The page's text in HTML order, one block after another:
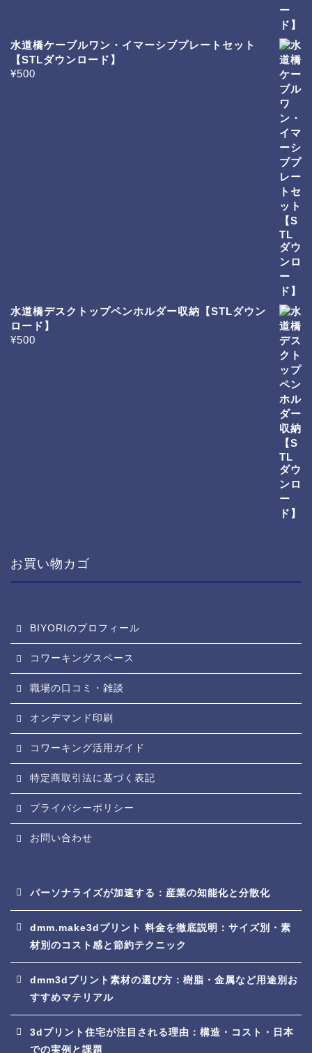
水道橋ケーブルワン・イマーシブプレートセット
【STLダウンロード】
¥500
水道橋デスクトップペンホルダー収納【STLダウン
ロード】
¥500
お買い物カゴ
BIYORIのプロフィール
コワーキングスペース
職場の口コミ・雑談
オンデマンド印刷
コワーキング活用ガイド
特定商取引法に基づく表記
プライバシーポリシー
お問い合わせ
パーソナライズが加速する：産業の知能化と分散化
dmm.make3dプリント 料金を徹底説明：サイズ別・素
材別のコスト感と節約テクニック
dmm3dプリント素材の選び方：樹脂・金属など用途別お
すすめマテリアル
3dプリント住宅が注目される理由：構造・コスト・日本
での実例と課題